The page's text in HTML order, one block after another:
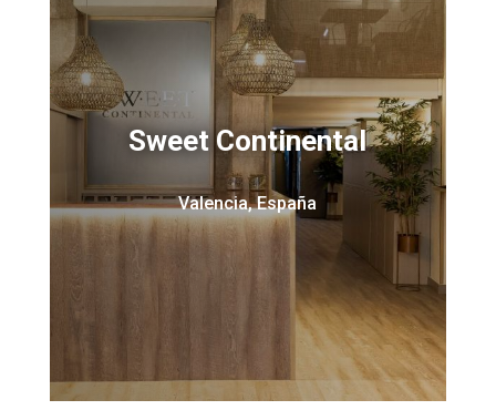
Sweet Continental
Valencia, España